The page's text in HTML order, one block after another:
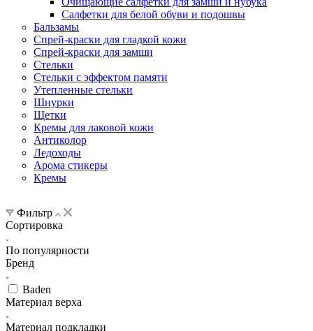
Салфетки для белой обуви и подошвы
Бальзамы
Спрей-краски для гладкой кожи
Спрей-краски для замши
Стельки
Стельки с эффектом памяти
Утепленные стельки
Шнурки
Щетки
Кремы для лаковой кожи
Антиколор
Ледоходы
Арома стикеры
Кремы
Фильтр
Сортировка
По популярности
Бренд
Baden
Материал верха
Материал подкладки